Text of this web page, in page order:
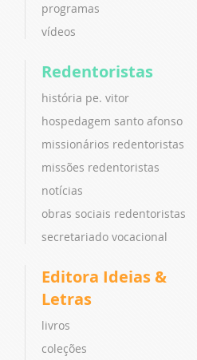
programas
vídeos
Redentoristas
história pe. vitor
hospedagem santo afonso
missionários redentoristas
missões redentoristas
notícias
obras sociais redentoristas
secretariado vocacional
Editora Ideias &
Letras
livros
coleções